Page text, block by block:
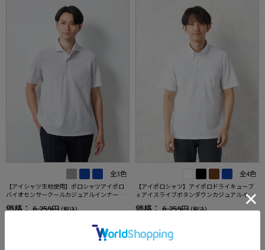
全3色
【アイシャツ生地使用】ポロシャツアイポロ
バイオセンサークールカジュアルインナー形
態安定ストレッチ吸汗速乾抗菌加工春夏
価格：6,259円 (税込)
全4色
【アイポロシャツ】アイポロドライキューブ
ｘアイスライブボタンダウンカジュアルイン
ナー吸汗速乾抗菌加工ストレッチ形態安定春
夏
価格：6,259円 (税込)
WEB価格： 4,990円